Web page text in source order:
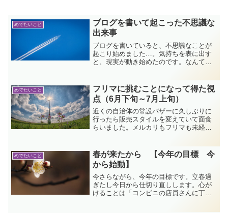
めでたいこと
ブログを書いて起こった不思議な
出来事
ブログを書いていると、不思議なことが
起こり始めました…。気持ちを表に出す
と、現実が動き始めたのです。なんて大
驚いた、そんな記録です。
めでたいこと
フリマに挑むことになって得た視
点（6月下旬～7月上旬）
近くの自治体の常設バザーに久しぶりに
行ったら販売スタイルを変えていて面食
らいました。メルカリもフリマも未経験
初めてまともに考えました。
めでたいこと
春が来たから 【今年の目標 今
から始動】
今さらながら、今年の目標です。立春過
ぎたし今日から仕切り直しします。心が
けることは「コンビニの店員さんに丁寧